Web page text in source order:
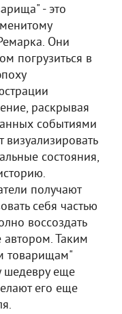
- это
Они
погрузиться в
раскрывая
событиями
состояния,
получают
себя частью
воссоздать
Таким
товарищам"
шедевру еще
его еще